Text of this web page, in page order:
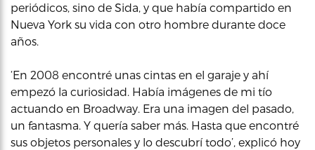
periódicos, sino de Sida, y que había compartido en
Nueva York su vida con otro hombre durante doce
años.
‘En 2008 encontré unas cintas en el garaje y ahí
empezó la curiosidad. Había imágenes de mi tío
actuando en Broadway. Era una imagen del pasado,
un fantasma. Y quería saber más. Hasta que encontré
sus objetos personales y lo descubrí todo’, explicó hoy